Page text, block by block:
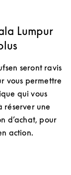
Lumpur
seront ravis
vous permettre
qui vous
réserver une
d’achat, pour
action.
New Tab